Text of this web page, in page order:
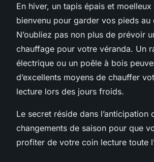
En hiver, un tapis épais et moelleux
bienvenu pour garder vos pieds au
N’oubliez pas non plus de prévoir
chauffage pour votre véranda. Un
électrique ou un poêle à bois
d’excellents moyens de chauffer
lecture lors des jours froids.
Le secret réside dans l’anticipation
changements de saison pour que
profiter de votre coin lecture toute